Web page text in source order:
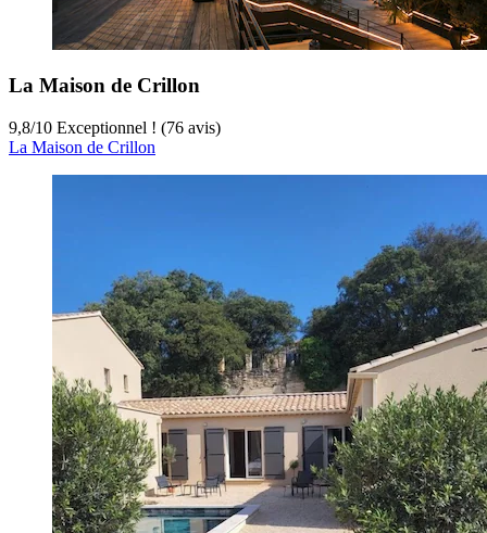
La Maison de Crillon
9,8/10 Exceptionnel ! (76 avis)
La Maison de Crillon